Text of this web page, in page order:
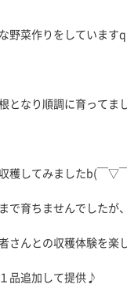
な野菜作りをしていま
となり順調に育ってま
穫してみましたb(￣▽
で育ちませんでしたが
さんとの収穫体験を楽
品追加して提供♪